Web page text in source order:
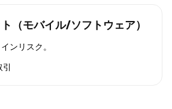
（モバイル/ソフトウェア）
ンリスク。